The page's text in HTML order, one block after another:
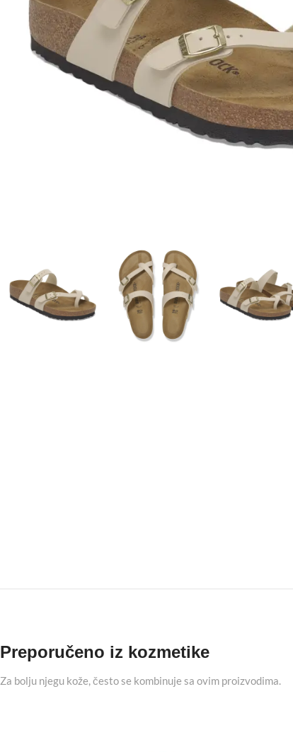
Preporučeno iz kozmetike
Za bolju njegu kože, često se kombinuje sa ovim proizvodima.